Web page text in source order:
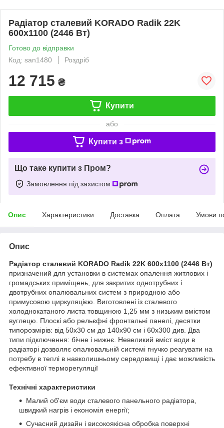
Радіатор сталевий KORADO Radik 22K
600x1100 (2446 Вт)
Готово до відправки
Код: san1480
Роздріб
12 715 ₴
Купити
або
Купити з
Що таке купити з Пром?
Замовлення під захистом
Опис Характеристики Доставка Оплата Умови
Опис
Радіатор сталевий KORADO Radik 22K 600x1100 (2446 Вт)
призначений для установки в системах опалення житлових і
громадських приміщень, для закритих однотрубних і
двотрубних опалювальних систем з природною або
примусовою циркуляцією. Виготовлені із сталевого
холоднокатаного листа товщиною 1,25 мм з низьким вмістом
вуглецю. Плоскі або рельєфні фронтальні панелі, десятки
типорозмірів: від 50х30 см до 140х90 см і 60х300 див. Два
типи підключення: бічне і нижнє. Невеликий вміст води в
радіаторі дозволяє опалювальній системі гнучко реагувати на
потребу в теплі в навколишньому середовищі і дає можливість
ефективної терморегуляції
Технічні характеристики
Малий об'єм води сталевого панельного радіатора,
швидкий нагрів і економія енергії;
Сучасний дизайн і високоякісна обробка поверхні